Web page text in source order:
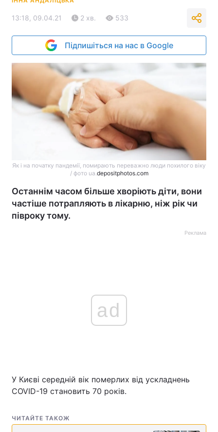
13:18, 09.04.21 2 хв. 533
Підпишіться на нас в Google
Як і на початку пандемії, помирають переважно люди похилого віку
/ фото ua.depositphotos.com
Останнім часом більше хворіють діти, вони
частіше потрапляють в лікарню, ніж рік чи
півроку тому.
Реклама
ad
У Києві середній вік померлих від ускладнень
COVID-19 становить 70 років.
ЧИТАЙТЕ ТАКОЖ